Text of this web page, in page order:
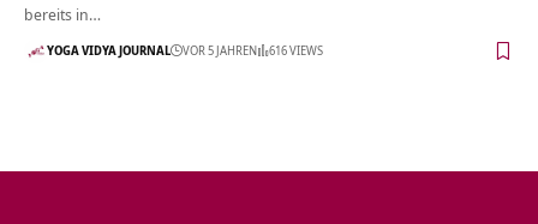
bereits in…
YOGA VIDYA JOURNAL VOR 5 JAHREN 616 VIEWS